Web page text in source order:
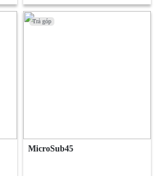
Trả góp
Trả góp
MicroSub45